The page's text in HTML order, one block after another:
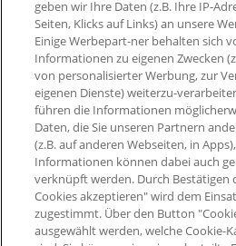
geben wir Ihre Daten (z.B. Ihre IP-
Seiten, Klicks auf Links) an unsere
Einige Werbepart-ner behalten sich
Informationen zu eigenen Zwecken
von personalisierter Werbung, zur
eigenen Dienste) weiterzu-
führen die Informationen
Daten, die Sie unseren Partnern
(z.B. auf anderen Webseiten, in
Informationen können dabei auch
verknüpft werden. Durch Bestätigen
Cookies akzeptieren" wird dem
zugestimmt. Über den Button
ausgewählt werden, welche Cookie-